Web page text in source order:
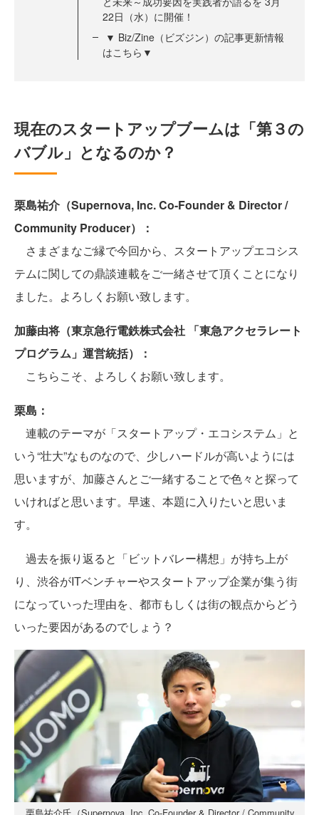
22日（水）に開催！
▼ Biz/Zine（ビズジン）の記事更新情報
はこちら▼
現在のスタートアップブームは「第３の
バブル」となるのか？
栗島祐介（Supernova, Inc. Co-Founder & Director /
Community Producer）：
さまざまなご縁で今回から、スタートアップエコシス
テムに関しての鼎談連載をご一緒させて頂くことになり
ました。よろしくお願い致します。
加藤由将（東京急行電鉄株式会社 「東急アクセラレート
プログラム」運営統括）：
こちらこそ、よろしくお願い致します。
栗島：
連載のテーマが「スタートアップ・エコシステム」と
いう“壮大”なものなので、少しハードルが高いようには
思いますが、加藤さんとご一緒することで色々と探って
いければと思います。早速、本題に入りたいと思いま
す。
過去を振り返ると「ビットバレー構想」が持ち上が
り、渋谷がITベンチャーやスタートアップ企業が集う街
になっていった理由を、都市もしくは街の観点からどう
いった要因があるのでしょう？